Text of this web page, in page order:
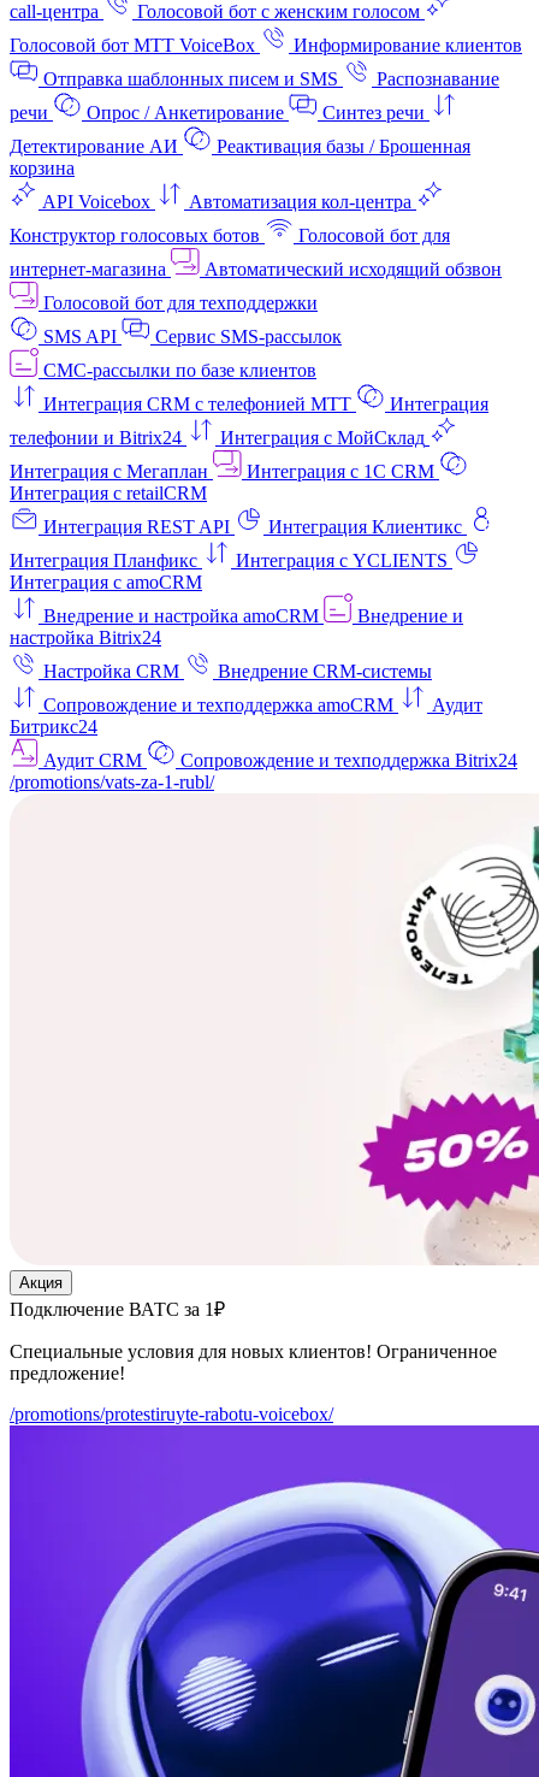
call-центра
Голосовой бот с женским голосом
Голосовой бот МТТ VoiceBox
Информирование клиентов
Отправка шаблонных писем и SMS
Распознавание
речи
Опрос / Анкетирование
Синтез речи
Детектирование АИ
Реактивация базы / Брошенная
корзина
API Voicebox
Автоматизация кол‑центра
Конструктор голосовых ботов
Голосовой бот для
интернет‑магазина
Автоматический исходящий обзвон
Голосовой бот для техподдержки
SMS API
Сервис SMS-рассылок
СМС-рассылки по базе клиентов
Интеграция CRM с телефонией МТТ
Интеграция
телефонии и Bitrix24
Интеграция с МойСклад
Интеграция с Мегаплан
Интеграция с 1C CRM
Интеграция с retailCRM
Интеграция REST API
Интеграция Клиентикс
Интеграция Планфикс
Интеграция с YCLIENTS
Интеграция с amoCRM
Внедрение и настройка amoCRM
Внедрение и
настройка Bitrix24
Настройка CRM
Внедрение CRM-системы
Сопровождение и техподдержка amoCRM
Аудит
Битрикс24
Аудит CRM
Сопровождение и техподдержка Bitrix24
/promotions/vats-za-1-rubl/
Акция
Подключение ВАТС за 1₽
Специальные условия для новых клиентов! Ограниченное
предложение!
/promotions/protestiruyte-rabotu-voicebox/